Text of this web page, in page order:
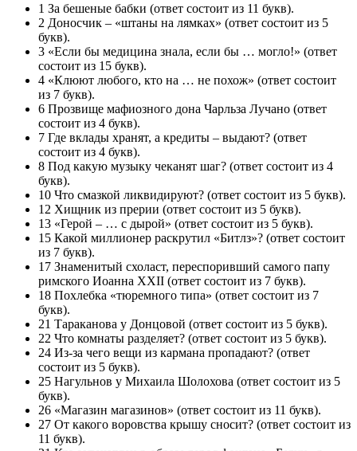
1 За бешеные бабки (ответ состоит из 11 букв).
2 Доносчик – «штаны на лямках» (ответ состоит из 5
букв).
3 «Если бы медицина знала, если бы … могло!» (ответ
состоит из 15 букв).
4 «Клюют любого, кто на … не похож» (ответ состоит
из 7 букв).
6 Прозвище мафиозного дона Чарльза Лучано (ответ
состоит из 4 букв).
7 Где вклады хранят, а кредиты – выдают? (ответ
состоит из 4 букв).
8 Под какую музыку чеканят шаг? (ответ состоит из 4
букв).
10 Что смазкой ликвидируют? (ответ состоит из 5 букв).
12 Хищник из прерии (ответ состоит из 5 букв).
13 «Герой – … с дырой» (ответ состоит из 5 букв).
15 Какой миллионер раскрутил «Битлз»? (ответ состоит
из 7 букв).
17 Знаменитый схоласт, переспоривший самого папу
римского Иоанна XXII (ответ состоит из 7 букв).
18 Похлебка «тюремного типа» (ответ состоит из 7
букв).
21 Тараканова у Донцовой (ответ состоит из 5 букв).
22 Что комнаты разделяет? (ответ состоит из 5 букв).
24 Из-за чего вещи из кармана пропадают? (ответ
состоит из 5 букв).
25 Нагульнов у Михаила Шолохова (ответ состоит из 5
букв).
26 «Магазин магазинов» (ответ состоит из 11 букв).
27 От какого воровства крышу сносит? (ответ состоит из
11 букв).